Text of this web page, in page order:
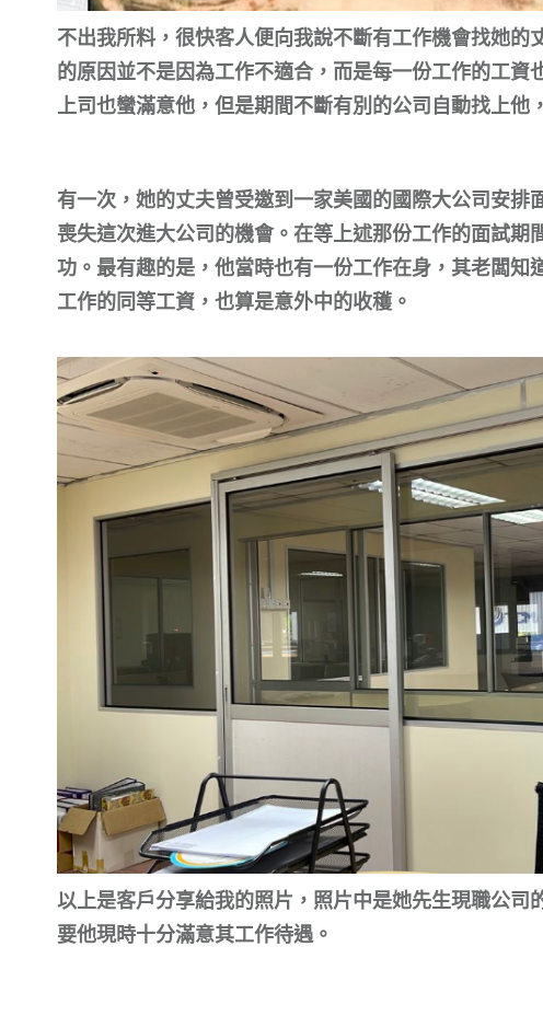
不出我所料，很快客人便向我說不斷有工作機會找她
的原因並不是因為工作不適合，而是每一份工作的工
上司也蠻滿意他，但是期間不斷有別的公司自動找上他
有一次，她的丈夫曾受邀到一家美國的國際大公司安
喪失這次進大公司的機會。在等上述那份工作的面試
功。最有趣的是，他當時也有一份工作在身，其老闆
工作的同等工資，也算是意外中的收穫。
以上是客戶分享給我的照片，照片中是她先生現職公
要他現時十分滿意其工作待遇。